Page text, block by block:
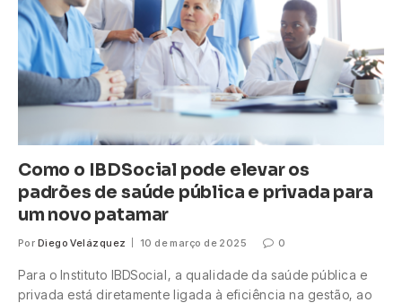
Como o IBDSocial pode elevar os
padrões de saúde pública e privada para
um novo patamar
Por Diego Velázquez 10 de março de 2025 0
Para o Instituto IBDSocial, a qualidade da saúde pública e
privada está diretamente ligada à eficiência na gestão, ao